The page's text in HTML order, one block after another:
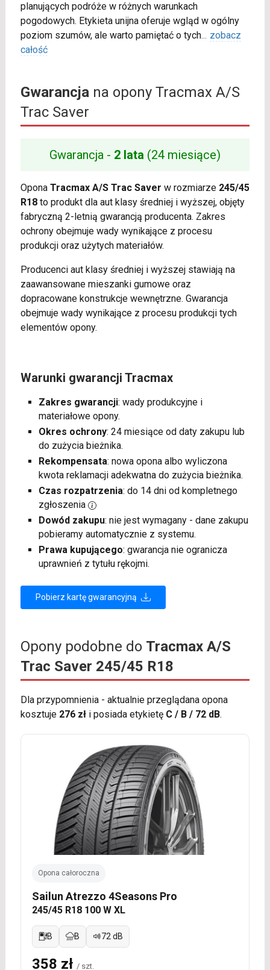
planujących podróże w różnych warunkach
pogodowych. Etykieta unijna oferuje wgląd w ogólny
poziom szumów, ale warto pamiętać o tych... zobacz
całość
Gwarancjana opony Tracmax A/S
Trac Saver
Gwarancja - 2 lata (24 miesiące)
Opona Tracmax A/S Trac Saver w rozmiarze 245/45
R18to produkt dla aut klasy średniej i wyższej, objęty
fabryczną 2-letnią gwarancją producenta. Zakres
ochrony obejmuje wady wynikające z procesu
produkcji oraz użytych materiałów.
Producenci aut klasy średniej i wyższej stawiają na
zaawansowane mieszanki gumowe oraz
dopracowane konstrukcje wewnętrzne. Gwarancja
obejmuje wady wynikające z procesu produkcji tych
elementów opony.
Warunki gwarancji Tracmax
Zakres gwarancji: wady produkcyjne i
materiałowe opony.
Okres ochrony: 24 miesiące od daty zakupu lub
do zużycia bieżnika.
Rekompensata: nowa opona albo wyliczona
kwota reklamacji adekwatna do zużycia bieżnika.
Czas rozpatrzenia: do 14 dni od kompletnego
zgłoszenia
Dowód zakupu: nie jest wymagany - dane zakupu
pobieramy automatycznie z systemu.
Prawa kupującego: gwarancja nie ogranicza
uprawnień z tytułu rękojmi.
Pobierz kartę gwarancyjną
Opony podobne do Tracmax A/S
Trac Saver 245/45 R18
Dla przypomnienia - aktualnie przeglądana opona
kosztuje 276 złi posiada etykietę C / B / 72 dB.
Opona całoroczna
Sailun Atrezzo 4Seasons Pro
245/45 R18 100 W XL
B B 72 dB
358 zł / szt.